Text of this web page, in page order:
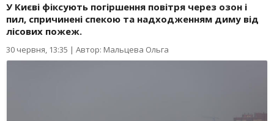
У Києві фіксують погіршення повітря через озон і
пил, спричинені спекою та надходженням диму від
лісових пожеж.
30 червня, 13:35 | Автор: Мальцева Ольга